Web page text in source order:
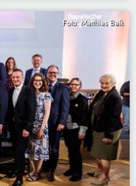
Foto: Matthias Balk